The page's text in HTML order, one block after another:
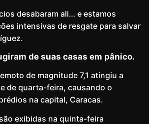
desabaram ali… e estamos
intensivas de resgate para salvar
de suas casas em pânico.
de magnitude 7,1 atingiu a
de quarta-feira, causando o
na capital, Caracas.
exibidas na quinta-feira